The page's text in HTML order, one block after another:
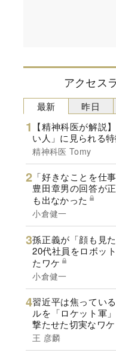
アクセス
最新
【精神科医が解説
い人」に見られる
精神科医 Tomy
「好きなことを仕
豊田章男の回答が
も出なかった
小倉健一
孫正義が「顔も見
20代社員をロボッ
たワケ
小倉健一
習近平は焦ってい
ルを「ロケット軍
撃たせた切実なワケ
王 彦麟
昨日